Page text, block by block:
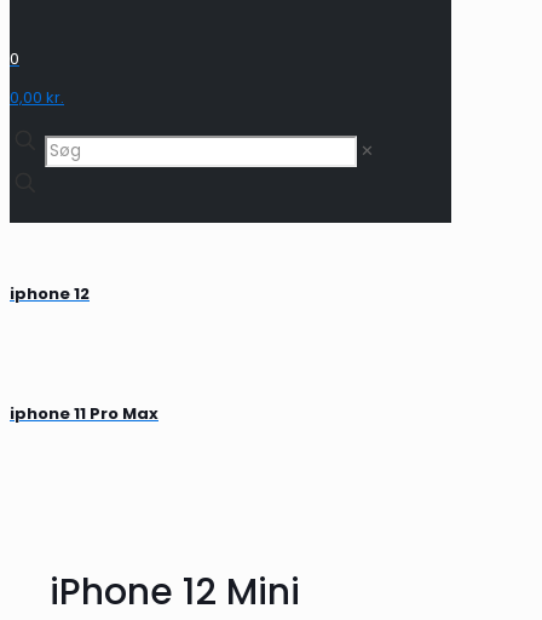
0
0,00 kr.
✕
iphone 12
iphone 11 Pro Max
iPhone 12 Mini